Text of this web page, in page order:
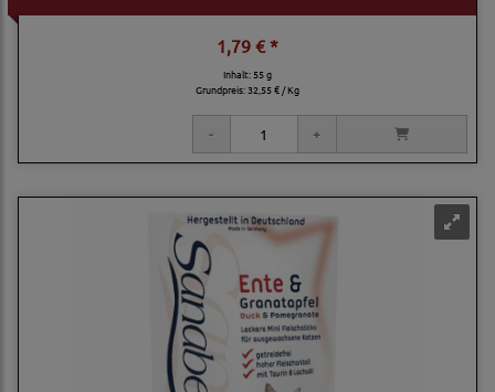
1,79 € *
Inhalt: 55 g
Grundpreis:32,55 € / Kg